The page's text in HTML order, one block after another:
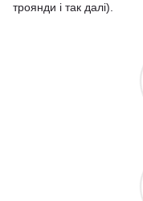
троянди і так далі).